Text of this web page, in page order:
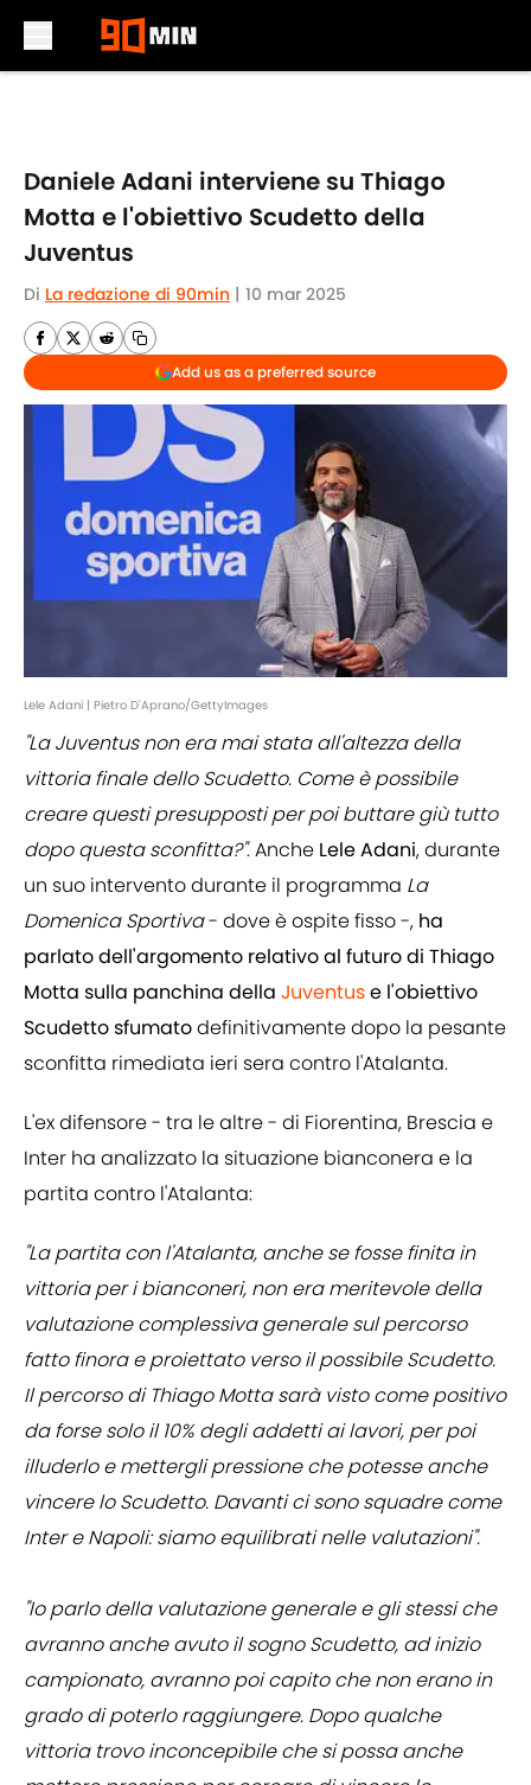
Daniele Adani interviene su Thiago
Motta e l'obiettivo Scudetto della
Juventus
Di La redazione di 90min | 10 mar 2025
Add us as a preferred source
Lele Adani | Pietro D'Aprano/GettyImages
"La Juventus non era mai stata all'altezza della
vittoria finale dello Scudetto. Come è possibile
creare questi presupposti per poi buttare giù tutto
dopo questa sconfitta?". Anche Lele Adani, durante
un suo intervento durante il programma La
Domenica Sportiva- dove è ospite fisso -, ha
parlato dell'argomento relativo al futuro di Thiago
Motta sulla panchina della Juventuse l'obiettivo
Scudetto sfumatodefinitivamente dopo la pesante
sconfitta rimediata ieri sera contro l'Atalanta.
L'ex difensore - tra le altre - di Fiorentina, Brescia e
Inter ha analizzato la situazione bianconera e la
partita contro l'Atalanta:
"La partita con l'Atalanta, anche se fosse finita in
vittoria per i bianconeri, non era meritevole della
valutazione complessiva generale sul percorso
fatto finora e proiettato verso il possibile Scudetto.
Il percorso di Thiago Motta sarà visto come positivo
da forse solo il 10% degli addetti ai lavori, per poi
illuderlo e mettergli pressione che potesse anche
vincere lo Scudetto. Davanti ci sono squadre come
Inter e Napoli: siamo equilibrati nelle valutazioni".
"Io parlo della valutazione generale e gli stessi che
avranno anche avuto il sogno Scudetto, ad inizio
campionato, avranno poi capito che non erano in
grado di poterlo raggiungere. Dopo qualche
vittoria trovo inconcepibile che si possa anche